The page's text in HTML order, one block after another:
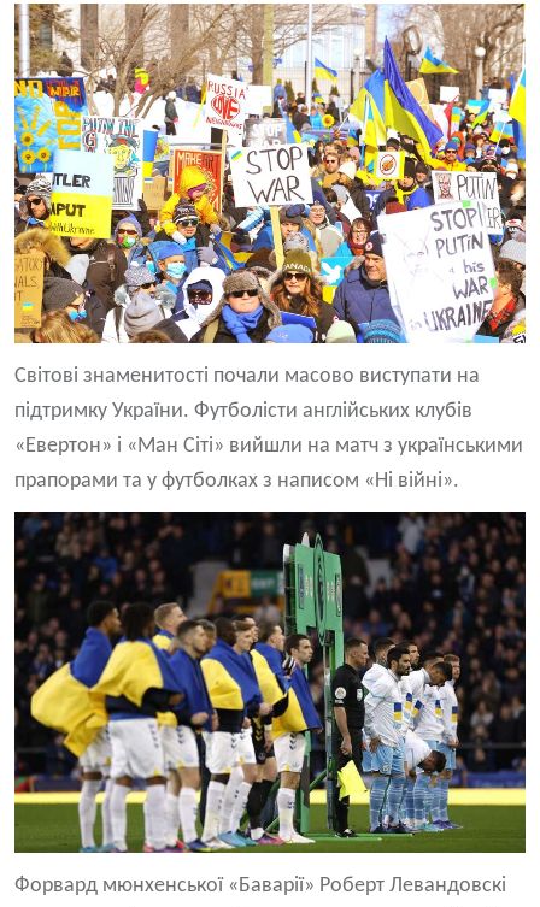
Світові знаменитості почали масово виступати на
підтримку України. Футболісти англійських клубів
«Евертон» і «Ман Сіті» вийшли на матч з українськими
прапорами та у футболках з написом «Ні війні».
Форвард мюнхенської «Баварії» Роберт Левандовскі